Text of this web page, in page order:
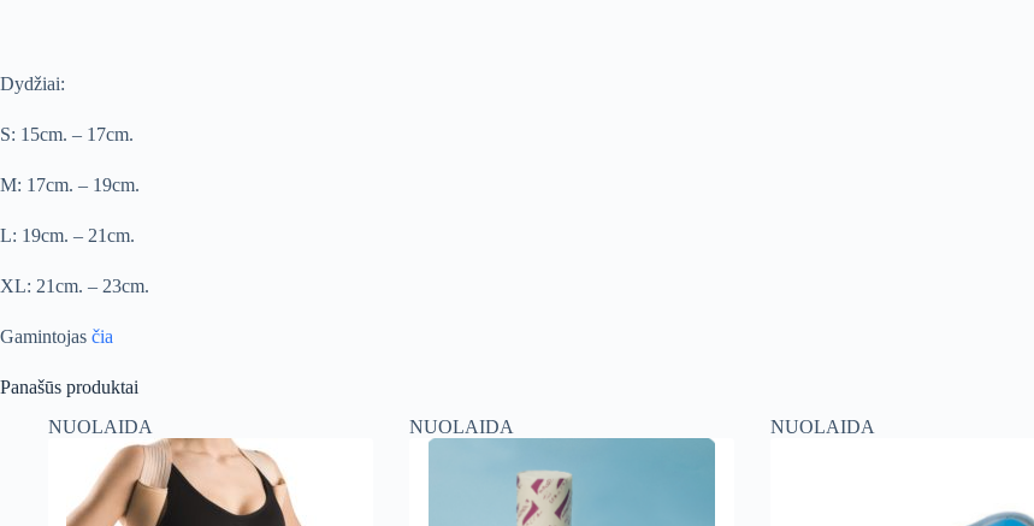
Dydžiai:
S: 15cm. – 17cm.
M: 17cm. – 19cm.
L: 19cm. – 21cm.
XL: 21cm. – 23cm.
Gamintojas čia
Panašūs produktai
NUOLAIDA
NUOLAIDA NUOLAIDA